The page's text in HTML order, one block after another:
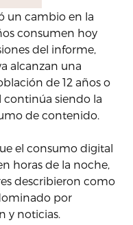
un cambio en la
consumen hoy
del informe,
alcanzan una
de 12 años o
continúa siendo la
de contenido.
el consumo digital
horas de la noche,
describieron como
por
y noticias.